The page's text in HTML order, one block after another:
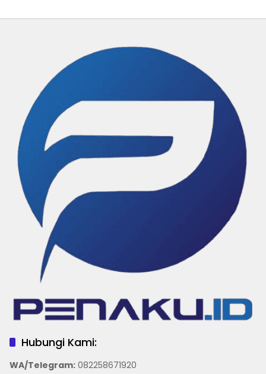
Hubungi Kami:
WA/Telegram: 082258671920